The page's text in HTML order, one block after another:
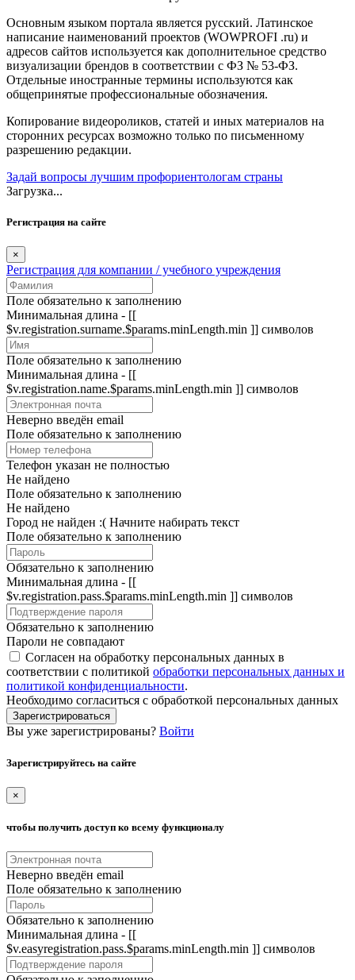
Основным языком портала является русский. Латинское
написание наименований проектов (WOWPROFI .ru) и
адресов сайтов используется как дополнительное средство
визуализации брендов в соответствии с ФЗ № 53-ФЗ.
Отдельные иностранные термины используются как
общепринятые профессиональные обозначения.
Копирование видеороликов, статей и иных материалов на
сторонних ресурсах возможно только по письменному
разрешению редакции.
Задай вопросы лучшим профориентологам страны
Загрузка...
Регистрация на сайте
×
Регистрация для компании / учебного учреждения
Поле обязательно к заполнению
Минимальная длина - [[
$v.registration.surname.$params.minLength.min ]] символов
Поле обязательно к заполнению
Минимальная длина - [[
$v.registration.name.$params.minLength.min ]] символов
Неверно введён email
Поле обязательно к заполнению
Телефон указан не полностью
Не найдено
Поле обязательно к заполнению
Не найдено
Город не найден :( Начните набирать текст
Поле обязательно к заполнению
Обязательно к заполнению
Минимальная длина - [[
$v.registration.pass.$params.minLength.min ]] символов
Обязательно к заполнению
Пароли не совпадают
Согласен на обработку персональных данных в
соответствии с политикой обработки персональных данных и
политикой конфиденциальности.
Необходимо согласиться с обработкой персональных данных
Зарегистрироваться
Вы уже зарегистрированы? Войти
Зарегистрируйтесь на сайте
×
чтобы получить доступ ко всему функционалу
Неверно введён email
Поле обязательно к заполнению
Обязательно к заполнению
Минимальная длина - [[
$v.easyregistration.pass.$params.minLength.min ]] символов